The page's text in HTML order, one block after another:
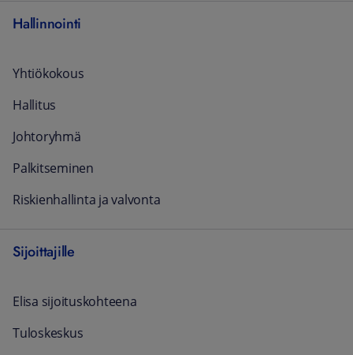
Hallinnointi
Yhtiökokous
Hallitus
Johtoryhmä
Palkitseminen
Riskienhallinta ja valvonta
Sijoittajille
Elisa sijoituskohteena
Tuloskeskus